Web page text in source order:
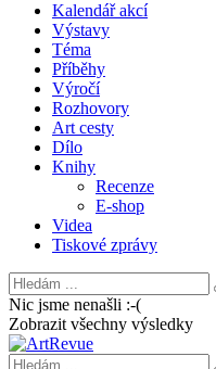
Kalendář akcí
Výstavy
Téma
Příběhy
Výročí
Rozhovory
Art cesty
Dílo
Knihy
Recenze
E-shop
Videa
Tiskové zprávy
Nic jsme nenašli :-(
Zobrazit všechny výsledky